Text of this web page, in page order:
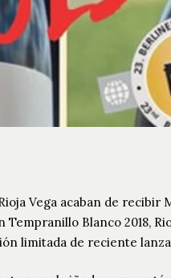
Vega acaban de
Tempranillo Blanco 2018,
limitada de reciente